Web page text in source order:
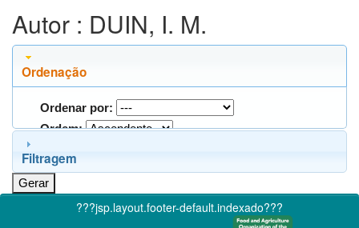
Autor : DUIN, I. M.
Ordenação
Ordenar por:
Ordem:
Filtragem
???jsp.layout.footer-default.indexado???